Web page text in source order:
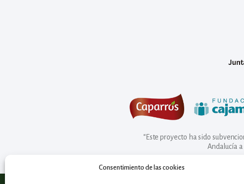
Consentimiento de las cookies
“Este proyecto ha sido
Andalucía